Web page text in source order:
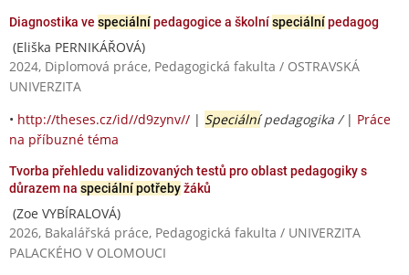
Diagnostika ve speciálnípedagogice a školníspeciálnípedagog
(Eliška PERNIKÁŘOVÁ)
2024, Diplomová práce, Pedagogická fakulta / OSTRAVSKÁ
UNIVERZITA
• http://theses.cz/id//d9zynv// | Speciálnípedagogika / | Práce
na příbuzné téma
Tvorba přehledu validizovaných testů pro oblast pedagogiky s
důrazem na speciální potřebyžáků
(Zoe VYBÍRALOVÁ)
2026, Bakalářská práce, Pedagogická fakulta / UNIVERZITA
PALACKÉHO V OLOMOUCI